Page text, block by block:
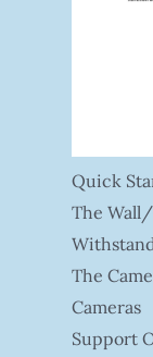
Quick
The
The
Cameras
Support